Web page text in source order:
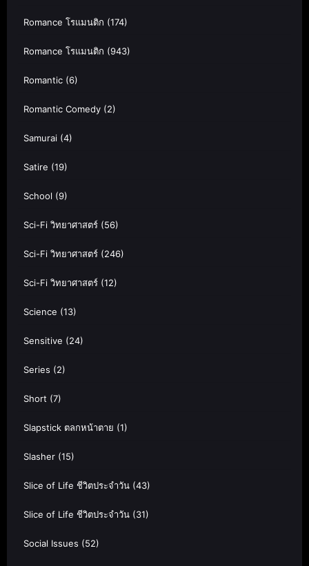
Romance โรแมนติก (174)
Romance โรแมนติก (943)
Romantic (6)
Romantic Comedy (2)
Samurai (4)
Satire (19)
School (9)
Sci-Fi วิทยาศาสตร์ (56)
Sci-Fi วิทยาศาสตร์ (246)
Sci-Fi วิทยาศาสตร์ (12)
Science (13)
Sensitive (24)
Series (2)
Short (7)
Slapstick ตลกหน้าตาย (1)
Slasher (15)
Slice of Life ชีวิตประจำวัน (43)
Slice of Life ชีวิตประจำวัน (31)
Social Issues (52)